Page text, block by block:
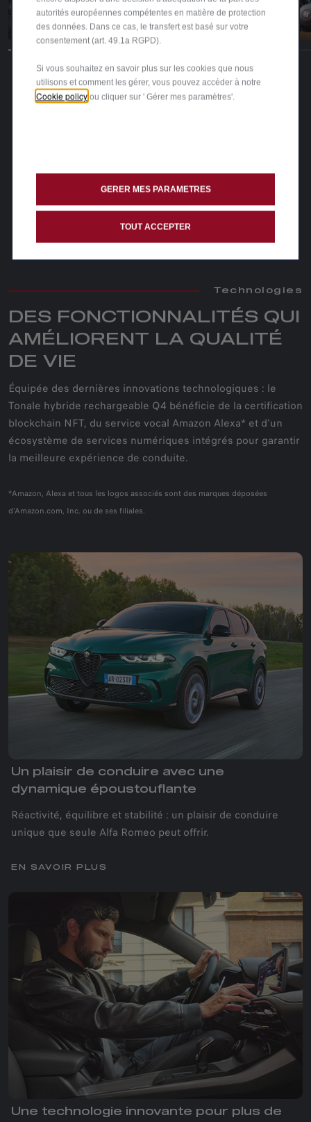
Technologies
DES FONCTIONNALITÉS QUI
AMÉLIORENT LA QUALITÉ
DE VIE
Équipée des dernières innovations technologiques : le
Tonale hybride rechargeable Q4 bénéficie de la certification
blockchain NFT, du service vocal Amazon Alexa* et d'un
écosystème de services numériques intégrés pour garantir
la meilleure expérience de conduite.
*Amazon, Alexa et tous les logos associés sont des marques déposées
d'Amazon.com, Inc. ou de ses filiales.
Un plaisir de conduire avec une
dynamique époustouflante
Réactivité, équilibre et stabilité : un plaisir de conduire
unique que seule Alfa Romeo peut offrir.
EN SAVOIR PLUS
Une technologie innovante pour plus de
autorités européennes compétentes en matière de protection
des données. Dans ce cas, le transfert est basé sur votre
consentement (art. 49.1a RGPD).
Si vous souhaitez en savoir plus sur les cookies que nous
utilisons et comment les gérer, vous pouvez accéder à notre
Cookie policy ou cliquer sur ' Gérer mes paramètres'.
GERER MES PARAMETRES
TOUT ACCEPTER